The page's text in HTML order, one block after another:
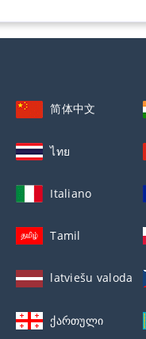
简体中文
ไทย
Italiano
Tamil
latviešu valoda
ქართული